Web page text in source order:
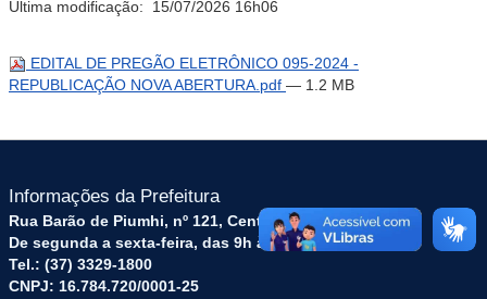
Última modificação: 15/07/2026 16h06
EDITAL DE PREGÃO ELETRÔNICO 095-2024 -
REPUBLICAÇÃO NOVA ABERTURA.pdf — 1.2 MB
Informações da Prefeitura
Rua Barão de Piumhi, nº 121, Centro – CEP: 35570-128
De segunda a sexta-feira, das 9h às 16h
Tel.: (37) 3329-1800
CNPJ: 16.784.720/0001-25